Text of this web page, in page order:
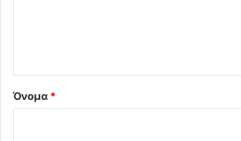
Όνομα *